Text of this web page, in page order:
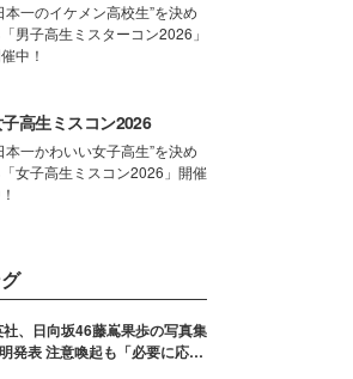
本一のイケメン高校生”を決め
男子高生ミスターコン2026」
中！
高生ミスコン2026
本一かわいい女子高生”を決め
女子高生ミスコン2026」開催
、日向坂46藤嶌果歩の写真集
発表 注意喚起も「必要に応じ